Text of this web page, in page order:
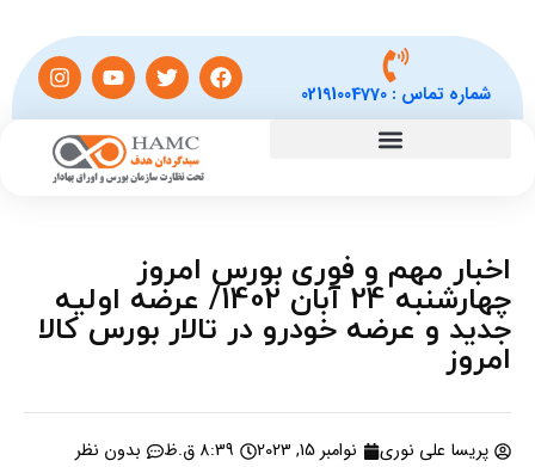
شماره تماس :02191004770
اخبار مهم و فوری بورس امروز
چهارشنبه 24 آبان 1402/ عرضه اولیه
جدید و عرضه خودرو در تالار بورس کالا
امروز
پریسا علی نوری نوامبر 15, 2023 8:39 ق.ظ بدون نظر